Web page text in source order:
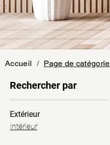
Accueil / Page de catégorie
Rechercher par
Extérieur
Intérieur